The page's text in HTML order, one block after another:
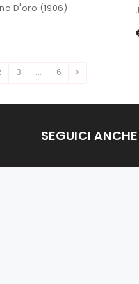
D'oro (1906)
3 … 6
SEGUICI